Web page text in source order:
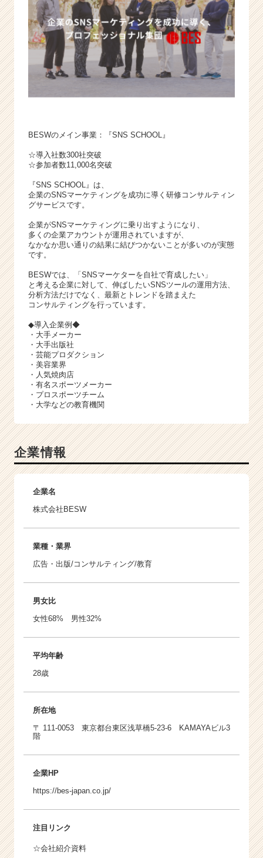
BESWのメイン事業：『SNS SCHOOL』
☆導入社数300社突破
☆参加者数11,000名突破
『SNS SCHOOL』は、
企業のSNSマーケティングを成功に導く研修コンサルティン
グサービスです。
企業がSNSマーケティングに乗り出すようになり、
多くの企業アカウントが運用されていますが、
なかなか思い通りの結果に結びつかないことが多いのが実態
です。
BESWでは、「SNSマーケターを自社で育成したい」
と考える企業に対して、伸ばしたいSNSツールの運用方法、
分析方法だけでなく、最新とトレンドを踏まえた
コンサルティングを行っています。
◆導入企業例◆
・大手メーカー
・大手出版社
・芸能プロダクション
・美容業界
・人気焼肉店
・有名スポーツメーカー
・プロスポーツチーム
・大学などの教育機関
企業情報
企業名
株式会社BESW
業種・業界
広告・出版/コンサルティング/教育
男女比
女性68% 男性32%
平均年齢
28歳
所在地
〒 111-0053 東京都台東区浅草橋5-23-6 KAMAYAビル3
階
企業HP
https://bes-japan.co.jp/
注目リンク
☆会社紹介資料